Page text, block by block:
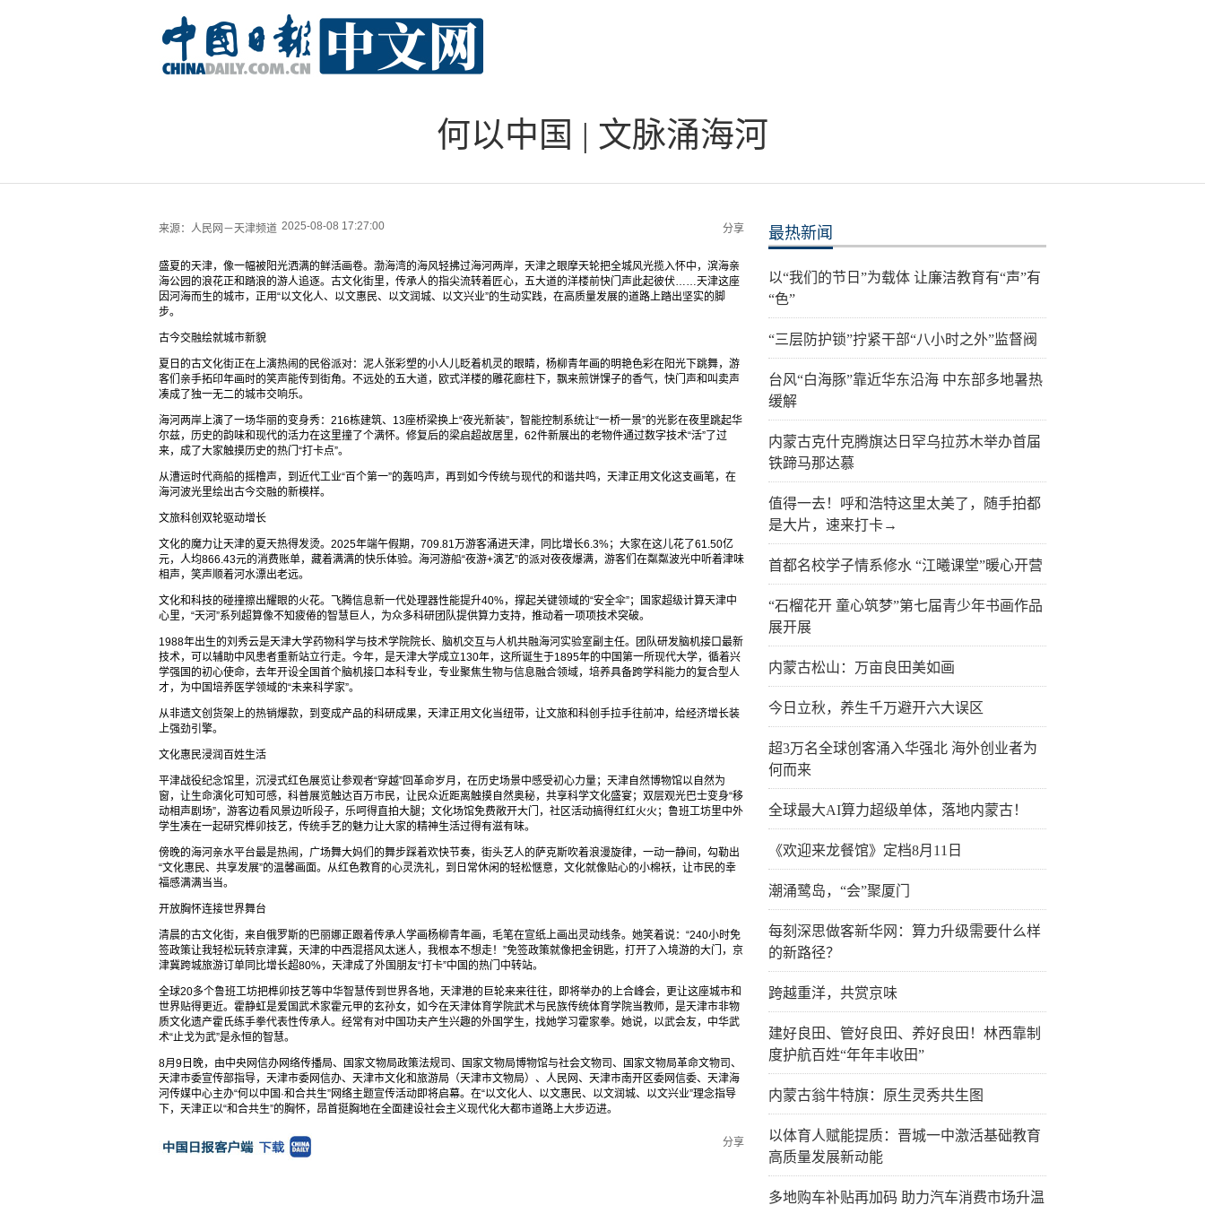
何以中国 | 文脉涌海河
来源： 人民网－天津频道 2025-08-08 17:27:00 分享
盛夏的天津，像一幅被阳光洒满的鲜活画卷。渤海湾的海风轻拂过海河两岸，天津之眼摩天轮把全城风光揽入怀中，滨海亲
海公园的浪花正和踏浪的游人追逐。古文化街里，传承人的指尖流转着匠心，五大道的洋楼前快门声此起彼伏……天津这座
因河海而生的城市，正用“以文化人、以文惠民、以文润城、以文兴业”的生动实践，在高质量发展的道路上踏出坚实的脚
步。​
古今交融绘就城市新貌​
夏日的古文化街正在上演热闹的民俗派对：泥人张彩塑的小人儿眨着机灵的眼睛，杨柳青年画的明艳色彩在阳光下跳舞，游
客们亲手拓印年画时的笑声能传到街角。不远处的五大道，欧式洋楼的雕花廊柱下，飘来煎饼馃子的香气，快门声和叫卖声
凑成了独一无二的城市交响乐。​
海河两岸上演了一场华丽的变身秀：216栋建筑、13座桥梁换上“夜光新装”，智能控制系统让“一桥一景”的光影在夜里跳起华
尔兹，历史的韵味和现代的活力在这里撞了个满怀。修复后的梁启超故居里，62件新展出的老物件通过数字技术“活”了过
来，成了大家触摸历史的热门“打卡点”。
从漕运时代商船的摇橹声，到近代工业“百个第一”的轰鸣声，再到如今传统与现代的和谐共鸣，天津正用文化这支画笔，在
海河波光里绘出古今交融的新模样。​
文旅科创双轮驱动增长​
文化的魔力让天津的夏天热得发烫。2025年端午假期，709.81万游客涌进天津，同比增长6.3%；大家在这儿花了61.50亿
元，人均866.43元的消费账单，藏着满满的快乐体验。海河游船“夜游+演艺”的派对夜夜爆满，游客们在粼粼波光中听着津味
相声，笑声顺着河水漂出老远。​
文化和科技的碰撞擦出耀眼的火花。飞腾信息新一代处理器性能提升40%，撑起关键领域的“安全伞”；国家超级计算天津中
心里，“天河”系列超算像不知疲倦的智慧巨人，为众多科研团队提供算力支持，推动着一项项技术突破。
1988年出生的刘秀云是天津大学药物科学与技术学院院长、脑机交互与人机共融海河实验室副主任。团队研发脑机接口最新
技术，可以辅助中风患者重新站立行走。今年，是天津大学成立130年，这所诞生于1895年的中国第一所现代大学，循着兴
学强国的初心使命，去年开设全国首个脑机接口本科专业，专业聚焦生物与信息融合领域，培养具备跨学科能力的复合型人
才，为中国培养医学领域的“未来科学家”。
从非遗文创货架上的热销爆款，到变成产品的科研成果，天津正用文化当纽带，让文旅和科创手拉手往前冲，给经济增长装
上强劲引擎。​
文化惠民浸润百姓生活​
平津战役纪念馆里，沉浸式红色展览让参观者“穿越”回革命岁月，在历史场景中感受初心力量；天津自然博物馆以自然为
窗，让生命演化可知可感，科普展览触达百万市民，让民众近距离触摸自然奥秘，共享科学文化盛宴；双层观光巴士变身“移
动相声剧场”，游客边看风景边听段子，乐呵得直拍大腿；文化场馆免费敞开大门，社区活动搞得红红火火；鲁班工坊里中外
学生凑在一起研究榫卯技艺，传统手艺的魅力让大家的精神生活过得有滋有味。​
傍晚的海河亲水平台最是热闹，广场舞大妈们的舞步踩着欢快节奏，街头艺人的萨克斯吹着浪漫旋律，一动一静间，勾勒出
“文化惠民、共享发展”的温馨画面。从红色教育的心灵洗礼，到日常休闲的轻松惬意，文化就像贴心的小棉袄，让市民的幸
福感满满当当。​
开放胸怀连接世界舞台​
清晨的古文化街，来自俄罗斯的巴丽娜正跟着传承人学画杨柳青年画，毛笔在宣纸上画出灵动线条。她笑着说：“240小时免
签政策让我轻松玩转京津冀，天津的中西混搭风太迷人，我根本不想走！”免签政策就像把金钥匙，打开了入境游的大门，京
津冀跨城旅游订单同比增长超80%，天津成了外国朋友“打卡”中国的热门中转站。
全球20多个鲁班工坊把榫卯技艺等中华智慧传到世界各地，天津港的巨轮来来往往，即将举办的上合峰会，更让这座城市和
世界贴得更近。霍静虹是爱国武术家霍元甲的玄孙女，如今在天津体育学院武术与民族传统体育学院当教师，是天津市非物
质文化遗产霍氏练手拳代表性传承人。经常有对中国功夫产生兴趣的外国学生，找她学习霍家拳。她说，以武会友，中华武
术“止戈为武”是永恒的智慧。
8月9日晚，由中央网信办网络传播局、国家文物局政策法规司、国家文物局博物馆与社会文物司、国家文物局革命文物司、
天津市委宣传部指导，天津市委网信办、天津市文化和旅游局（天津市文物局）、人民网、天津市南开区委网信委、天津海
河传媒中心主办“何以中国·和合共生”网络主题宣传活动即将启幕。在“以文化人、以文惠民、以文润城、以文兴业”理念指导
下，天津正以“和合共生”的胸怀，昂首挺胸地在全面建设社会主义现代化大都市道路上大步迈进。
分享
最热新闻
以“我们的节日”为载体 让廉洁教育有“声”有
“色”
“三层防护锁”拧紧干部“八小时之外”监督阀
台风“白海豚”靠近华东沿海 中东部多地暑热
缓解
内蒙古克什克腾旗达日罕乌拉苏木举办首届
铁蹄马那达慕
值得一去！呼和浩特这里太美了，随手拍都
是大片，速来打卡→
首都名校学子情系修水 “江曦课堂”暖心开营
“石榴花开 童心筑梦”第七届青少年书画作品
展开展
内蒙古松山：万亩良田美如画
今日立秋，养生千万避开六大误区
超3万名全球创客涌入华强北 海外创业者为
何而来
全球最大AI算力超级单体，落地内蒙古！
《欢迎来龙餐馆》定档8月11日
潮涌鹭岛，“会”聚厦门
每刻深思做客新华网：算力升级需要什么样
的新路径？
跨越重洋，共赏京味
建好良田、管好良田、养好良田！林西靠制
度护航百姓“年年丰收田”
内蒙古翁牛特旗：原生灵秀共生图
以体育人赋能提质：晋城一中激活基础教育
高质量发展新动能
多地购车补贴再加码 助力汽车消费市场升温